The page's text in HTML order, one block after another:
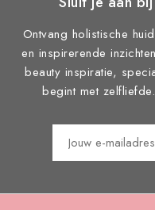
Ontvang holistische
en inspirerende
beauty inspiratie,
begint met